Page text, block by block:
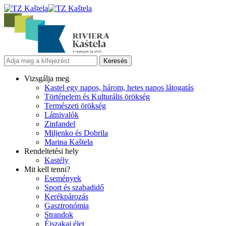
Vizsgálja meg
Kastel egy napos, három, hetes napos látogatás
Történelem és Kulturális örökség
Természeti örökség
Látnivalók
Zinfandel
Miljenko és Dobrila
Marina Kaštela
Rendeltetési hely
Kastély
Mit kell tenni?
Események
Sport és szabadidő
Kerékpározás
Gasztronómia
Strandok
Éjszakai élet